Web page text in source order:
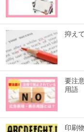
抑え
要注
用語
印刷